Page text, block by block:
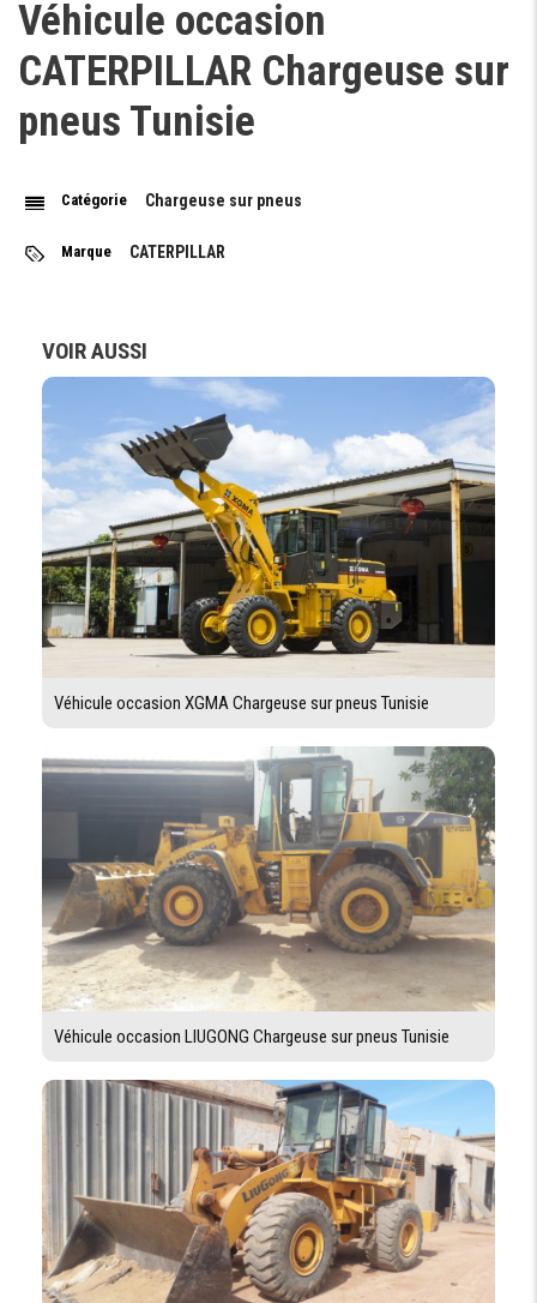
Véhicule occasion
CATERPILLAR Chargeuse sur
pneus Tunisie
Catégorie Chargeuse sur pneus
Marque CATERPILLAR
VOIR AUSSI
Véhicule occasion XGMA Chargeuse sur pneus Tunisie
Véhicule occasion LIUGONG Chargeuse sur pneus Tunisie